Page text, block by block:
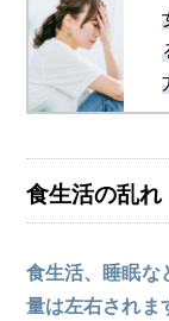
食生活の乱
食生活、睡眠な
量は左右されま